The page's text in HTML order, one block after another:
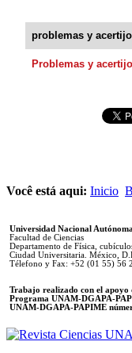
problemas y
Problemas y
Você está aqui: Inicio
Universidad Nacional
Facultad de Ciencias
Departamento de Física,
Ciudad Universitaria. México,
Télefono y Fax: +52 (01 55) 56
Trabajo realizado con el apoyo
Programa UNAM-DGAPA-
UNAM-DGAPA-PAPIME